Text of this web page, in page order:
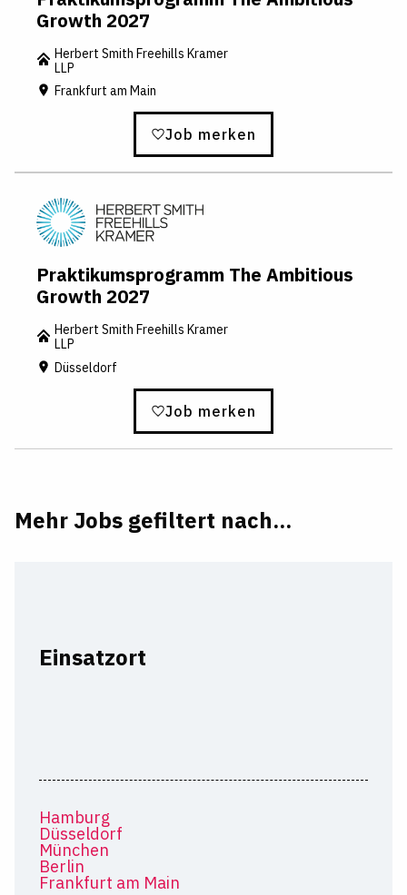
Growth 2027
Herbert Smith Freehills Kramer
LLP
Frankfurt am Main
Job merken
Praktikumsprogramm The Ambitious
Growth 2027
Herbert Smith Freehills Kramer
LLP
Düsseldorf
Job merken
Mehr Jobs gefiltert nach...
Einsatzort
Hamburg
Düsseldorf
München
Berlin
Frankfurt am Main